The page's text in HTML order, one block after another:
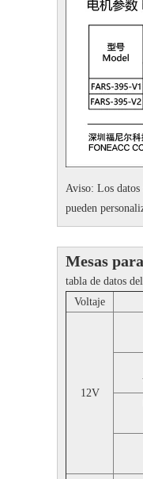
Aviso: Los datos
pueden
Mesas
tabla de datos
Voltaje
12V